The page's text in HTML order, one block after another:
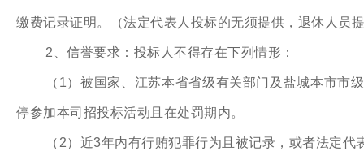
缴费记录证明。（法定代表人投标的无须提供，退休人员
2、信誉要求：投标人不得存在下列情形：
（1）被国家、江苏本省省级有关部门及盐城本市
停参加本司招投标活动且在处罚期内。
（2）近3年内有行贿犯罪行为且被记录，或者法定